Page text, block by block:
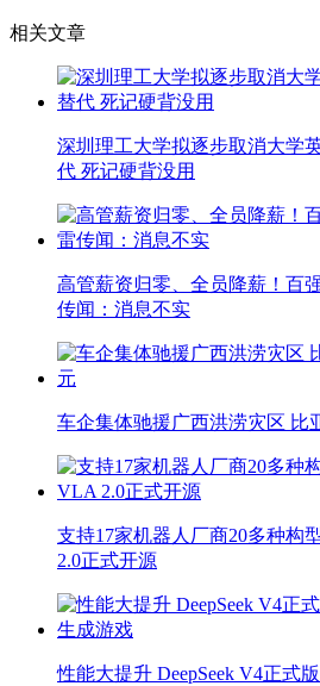
相关文章
深圳理工大学拟逐步取消大学
代 死记硬背没用
高管薪资归零、全员降薪！百
传闻：消息不实
车企集体驰援广西洪涝灾区 比
支持17家机器人厂商20多种构
2.0正式开源
性能大提升 DeepSeek V4正式